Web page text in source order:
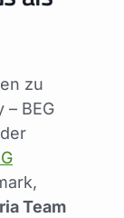
zu
– BEG
Team